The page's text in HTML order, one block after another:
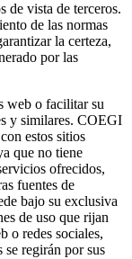
de vista de terceros.
de las normas
la certeza,
por las
web o facilitar su
y similares. COEGI
estos sitios
que no tiene
ofrecidos,
fuentes de
bajo su exclusiva
de uso que rijan
o redes sociales,
regirán por sus